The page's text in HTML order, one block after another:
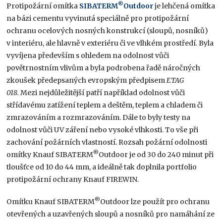
Protipožární omítka SIBATERM®Outdoorje lehčená omítka
na bázi cementu vyvinutá speciálně pro protipožární
ochranu ocelových nosných konstrukcí (sloupů, nosníků)
v interiéru, ale hlavně v exteriéru či ve vlhkém prostředí. Byla
vyvíjena především s ohledem na odolnost vůči
povětrnostním vlivům a byla podrobena řadě náročných
zkoušek předepsaných evropským předpisem ETAG
018.Mezi nejdůležitější patří například odolnost vůči
střídavému zatížení teplem a deštěm, teplem a chladem či
zmrazováním a rozmrazováním. Dále to byly testy na
odolnost vůči UV záření nebo vysoké vlhkosti. To vše při
zachování požárních vlastností. Rozsah požární odolnosti
omítky Knauf SIBATERM®Outdoor je od 30 do 240 minut při
tloušťce od 10 do 44 mm, a ideálně tak doplnila portfolio
protipožární ochrany Knauf FIREWIN.
Omítku Knauf SIBATERM®Outdoor lze použít pro ochranu
otevřených a uzavřených sloupů a nosníků pro namáhání ze